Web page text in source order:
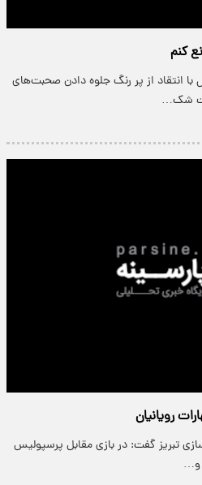
کنم
با انتقاد از پر رنگ جلوه دادن صحبت‌های
شک…
رویانیان
تبریز گفت: در بازی مقابل پرسپولیس
و…